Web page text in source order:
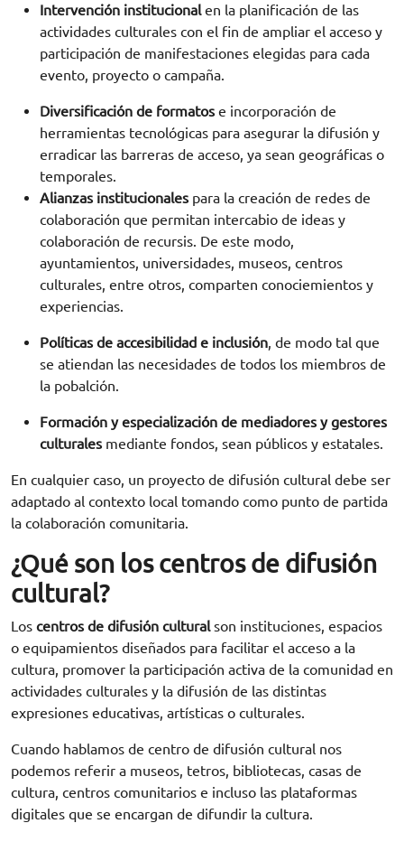
Intervención institucional en la planificación de las
actividades culturales con el fin de ampliar el acceso y
participación de manifestaciones elegidas para cada
evento, proyecto o campaña.
Diversificación de formatos e incorporación de
herramientas tecnológicas para asegurar la difusión y
erradicar las barreras de acceso, ya sean geográficas o
temporales.
Alianzas institucionales para la creación de redes de
colaboración que permitan intercabio de ideas y
colaboración de recursis. De este modo,
ayuntamientos, universidades, museos, centros
culturales, entre otros, comparten conociemientos y
experiencias.
Políticas de accesibilidad e inclusión , de modo tal que
se atiendan las necesidades de todos los miembros de
la pobalción.
Formación y especialización de mediadores y gestores
culturales mediante fondos, sean públicos y estatales.
En cualquier caso, un proyecto de difusión cultural debe ser
adaptado al contexto local tomando como punto de partida
la colaboración comunitaria.
¿Qué son los centros de difusión
cultural?
Los centros de difusión cultural son instituciones, espacios
o equipamientos diseñados para facilitar el acceso a la
cultura, promover la participación activa de la comunidad en
actividades culturales y la difusión de las distintas
expresiones educativas, artísticas o culturales.
Cuando hablamos de centro de difusión cultural nos
podemos referir a museos, tetros, bibliotecas, casas de
cultura, centros comunitarios e incluso las plataformas
digitales que se encargan de difundir la cultura.